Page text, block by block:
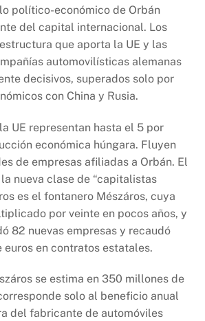
político-económico de Orbán
del capital internacional. Los
que aporta la UE y las
automovilísticas alemanas
decisivos, superados solo por
con China y Rusia.
UE representan hasta el 5 por
económica húngara. Fluyen
de empresas afiliadas a Orbán. El
nueva clase de “capitalistas
es el fontanero Mészáros, cuya
por veinte en pocos años, y
82 nuevas empresas y recaudó
euros en contratos estatales.
se estima en 350 millones de
solo al beneficio anual
del fabricante de automóviles